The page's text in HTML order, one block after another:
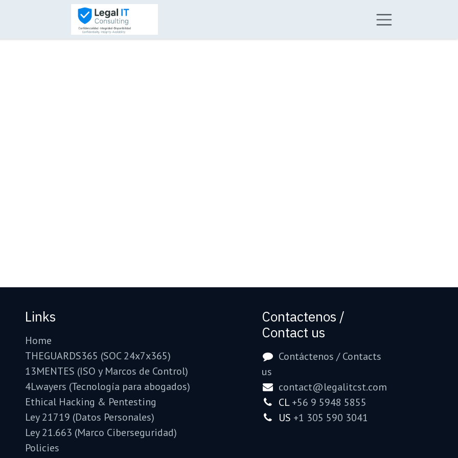
Contactenos /
Contact us
Contáctenos / Contacts
us
contact@legalitcst.com
CL+56 9 5948 5855
US +1 305 590 3041
Links
Home
THEGUARDS365 (SOC 24x7x365)
13MENTES (ISO y Marcos de Control)
4Lwayers (Tecnología para abogados)
Ethical Hacking & Pentesting
Ley 21719 (Datos Personales)
Ley 21.663 (Marco Ciberseguridad)
Policies